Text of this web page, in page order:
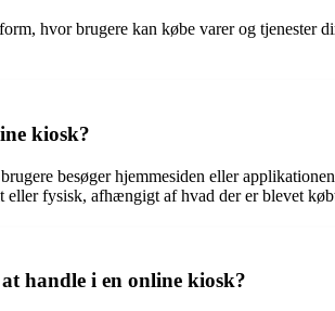
hvor brugere kan købe varer og tjenester
kiosk?
besøger hjemmesiden eller
eller fysisk, afhængigt af hvad der er blevet
handle i en online kiosk?